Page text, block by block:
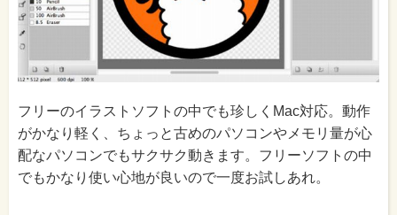
フリーのイラストソフトの中でも珍しくMac対応。動作
がかなり軽く、ちょっと古めのパソコンやメモリ量が心
配なパソコンでもサクサク動きます。フリーソフトの中
でもかなり使い心地が良いので一度お試しあれ。